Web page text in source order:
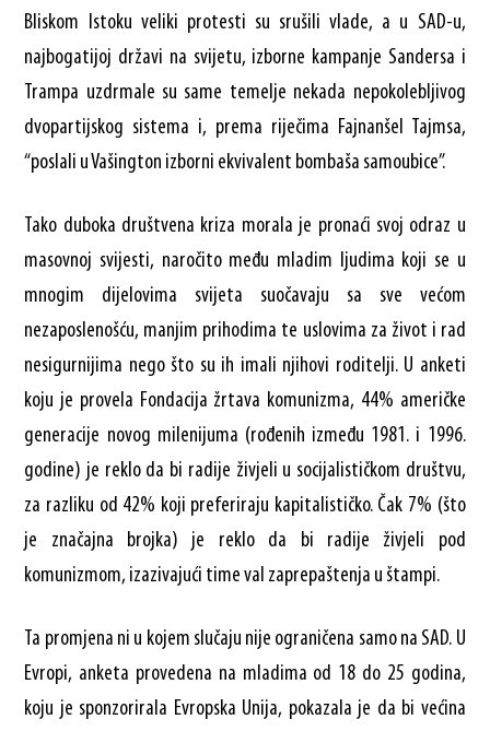
Bliskom Istoku veliki protesti su srušili vlade, a u SAD-u,
najbogatijoj državi na svijetu, izborne kampanje Sandersa i
Trampa uzdrmale su same temelje nekada nepokolebljivog
dvopartijskog sistema i, prema riječima Fajnanšel Tajmsa,
“poslali u Vašington izborni ekvivalent bombaša samoubice”.
Tako duboka društvena kriza morala je pronaći svoj odraz u
masovnoj svijesti, naročito među mladim ljudima koji se u
mnogim dijelovima svijeta suočavaju sa sve većom
nezaposlenošću, manjim prihodima te uslovima za život i rad
nesigurnijima nego što su ih imali njihovi roditelji. U anketi
koju je provela Fondacija žrtava komunizma, 44% američke
generacije novog milenijuma (rođenih između 1981. i 1996.
godine) je reklo da bi radije živjeli u socijalističkom društvu,
za razliku od 42% koji preferiraju kapitalističko. Čak 7% (što
je značajna brojka) je reklo da bi radije živjeli pod
komunizmom, izazivajući time val zaprepaštenja u štampi.
Ta promjena ni u kojem slučaju nije ograničena samo na SAD. U
Evropi, anketa provedena na mladima od 18 do 25 godina,
koju je sponzorirala Evropska Unija, pokazala je da bi većina